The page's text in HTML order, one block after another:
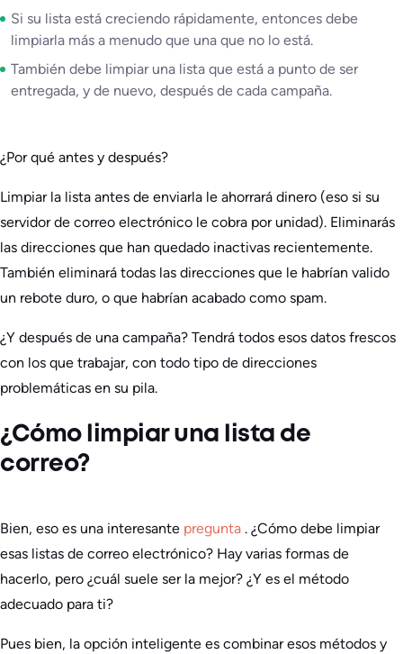
Si su lista está creciendo rápidamente, entonces debe
limpiarla más a menudo que una que no lo está.
También debe limpiar una lista que está a punto de ser
entregada, y de nuevo, después de cada campaña.
¿Por qué antes y después?
Limpiar la lista antes de enviarla le ahorrará dinero (eso si su
servidor de correo electrónico le cobra por unidad). Eliminarás
las direcciones que han quedado inactivas recientemente.
También eliminará todas las direcciones que le habrían valido
un rebote duro, o que habrían acabado como spam.
¿Y después de una campaña? Tendrá todos esos datos frescos
con los que trabajar, con todo tipo de direcciones
problemáticas en su pila.
¿Cómo limpiar una lista de
correo?
Bien, eso es una interesante pregunta . ¿Cómo debe limpiar
esas listas de correo electrónico? Hay varias formas de
hacerlo, pero ¿cuál suele ser la mejor? ¿Y es el método
adecuado para ti?
Pues bien, la opción inteligente es combinar esos métodos y